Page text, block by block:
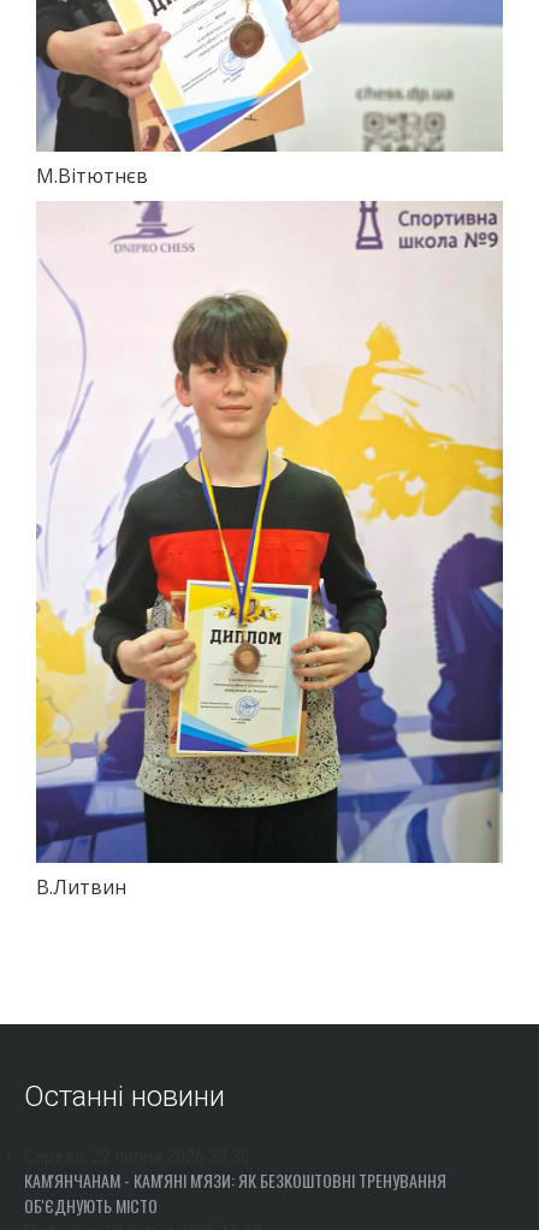
М.Вітютнєв
В.Литвин
Останні новини
КАМ'ЯНЧАНАМ - КАМ'ЯНІ М'ЯЗИ: ЯК БЕЗКОШТОВНІ ТРЕНУВАННЯ
ОБ'ЄДНУЮТЬ МІСТО